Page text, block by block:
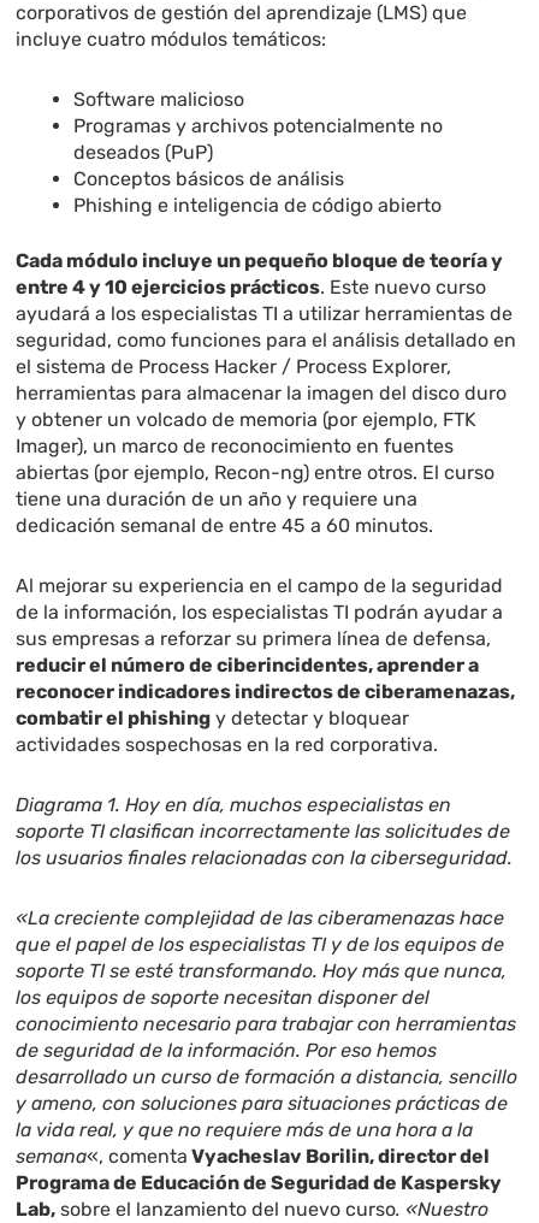
corporativos de gestión del aprendizaje (LMS) que
incluye cuatro módulos temáticos:
Software malicioso
Programas y archivos potencialmente no
deseados (PuP)
Conceptos básicos de análisis
Phishing e inteligencia de código abierto
Cada módulo incluye un pequeño bloque de teoría y
entre 4 y 10 ejercicios prácticos. Este nuevo curso
ayudará a los especialistas TI a utilizar herramientas de
seguridad, como funciones para el análisis detallado en
el sistema de Process Hacker / Process Explorer,
herramientas para almacenar la imagen del disco duro
y obtener un volcado de memoria (por ejemplo, FTK
Imager), un marco de reconocimiento en fuentes
abiertas (por ejemplo, Recon-ng) entre otros. El curso
tiene una duración de un año y requiere una
dedicación semanal de entre 45 a 60 minutos.
Al mejorar su experiencia en el campo de la seguridad
de la información, los especialistas TI podrán ayudar a
sus empresas a reforzar su primera línea de defensa,
reducir el número de ciberincidentes, aprender a
reconocer indicadores indirectos de ciberamenazas,
combatir el phishing y detectar y bloquear
actividades sospechosas en la red corporativa.
Diagrama 1. Hoy en día, muchos especialistas en
soporte TI clasifican incorrectamente las solicitudes de
los usuarios finales relacionadas con la ciberseguridad.
«La creciente complejidad de las ciberamenazas hace
que el papel de los especialistas TI y de los equipos de
soporte TI se esté transformando. Hoy más que nunca,
los equipos de soporte necesitan disponer del
conocimiento necesario para trabajar con herramientas
de seguridad de la información. Por eso hemos
desarrollado un curso de formación a distancia, sencillo
y ameno, con soluciones para situaciones prácticas de
la vida real, y que no requiere más de una hora a la
semana«, comenta Vyacheslav Borilin, director del
Programa de Educación de Seguridad de Kaspersky
Lab, sobre el lanzamiento del nuevo curso. «Nuestro